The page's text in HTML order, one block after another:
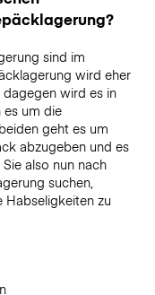
sind im
wird eher
wird es in
es um die
geht es um
abzugeben und es
also nun nach
suchen,
Habseligkeiten zu